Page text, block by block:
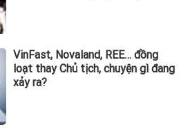
VinFast, Novaland, REE… đồng
loạt thay Chủ tịch, chuyện gì đang
xảy ra?